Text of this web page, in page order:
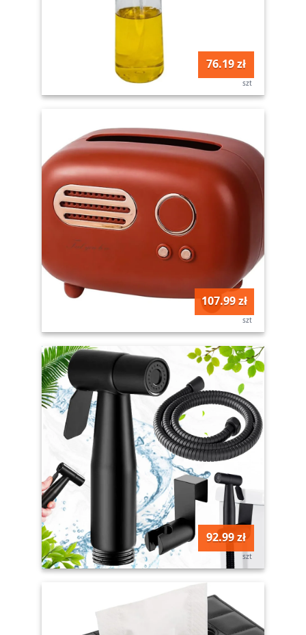
76.19 zł
szt
107.99 zł
szt
92.99 zł
szt